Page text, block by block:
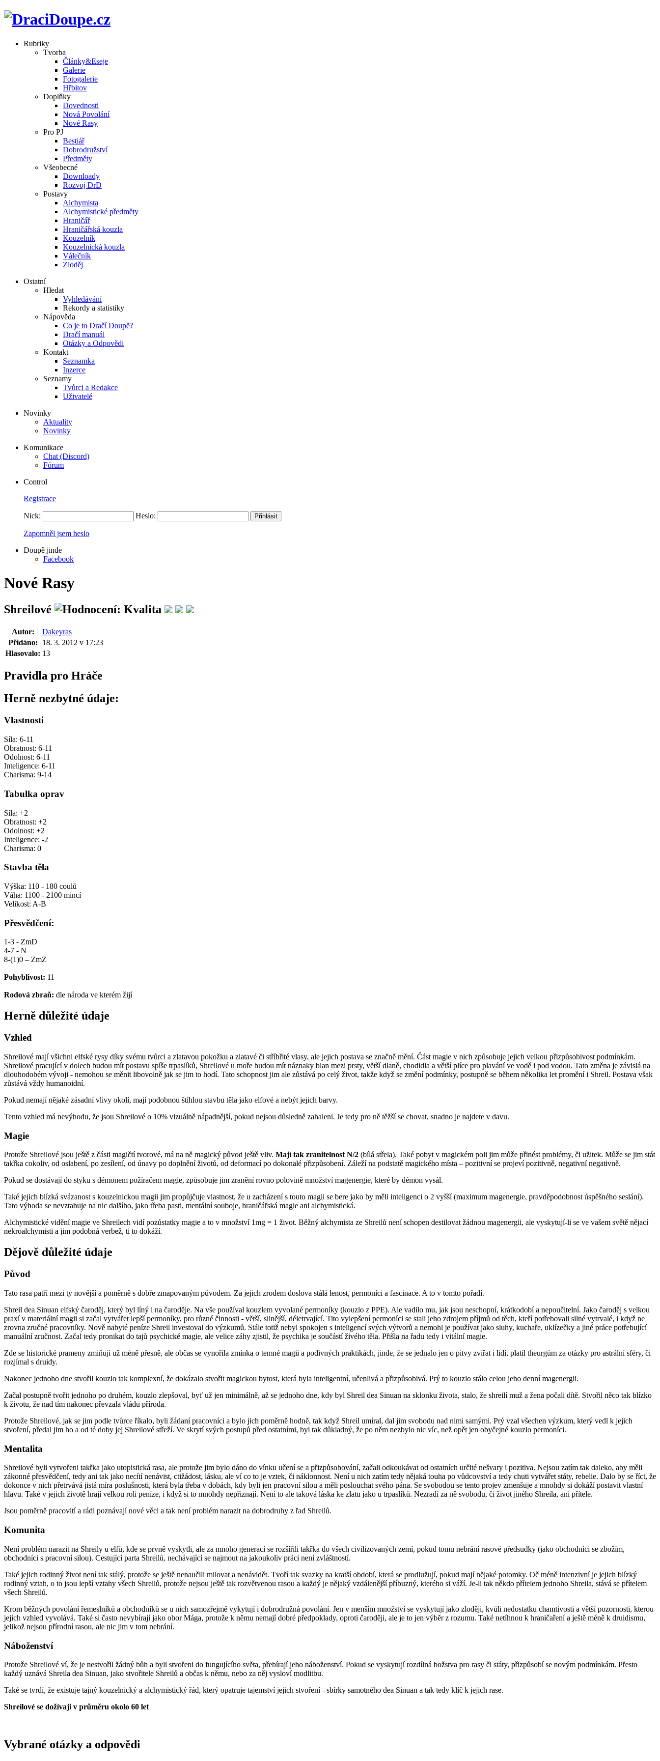
Rubriky
Tvorba
Články&Eseje
Galerie
Fotogalerie
Hřbitov
Doplňky
Dovednosti
Nová Povolání
Nové Rasy
Pro PJ
Bestiář
Dobrodružství
Předměty
Všeobecné
Downloady
Rozvoj DrD
Postavy
Alchymista
Alchymistické předměty
Hraničář
Hraničářská kouzla
Kouzelník
Kouzelnická kouzla
Válečník
Zloděj
Ostatní
Hledat
Vyhledávání
Rekordy a statistiky
Nápověda
Co je to Dračí Doupě?
Dračí manuál
Otázky a Odpovědi
Kontakt
Seznamka
Inzerce
Seznamy
Tvůrci a Redakce
Uživatelé
Novinky
Aktuality
Novinky
Komunikace
Chat (Discord)
Fórum
Control
Registrace
Nick: Heslo:
Zapomněl jsem heslo
Doupě jinde
Facebook
Nové Rasy
Shreilové
Autor:
Dakeyras
Přidáno:
18. 3. 2012 v 17:23
Hlasovalo: 13
Pravidla pro Hráče
Herně nezbytné údaje:
Vlastnosti
Síla: 6-11
Obratnost: 6-11
Odolnost: 6-11
Inteligence: 6-11
Charisma: 9-14
Tabulka oprav
Síla: +2
Obratnost: +2
Odolnost: +2
Inteligence: -2
Charisma: 0
Stavba těla
Výška: 110 - 180 coulů
Váha: 1100 - 2100 mincí
Velikost: A-B
Přesvědčení:
1-3 - ZmD
4-7 - N
8-(1)0 – ZmZ
Pohyblivost: 11
Rodová zbraň: dle národa ve kterém žijí
Herně důležité údaje
Vzhled
Shreilové mají všichni elfské rysy díky svému tvůrci a zlatavou pokožku a zlatavé či stříbřité vlasy, ale jejich postava se značně mění. Část magie v nich způsobuje jejich velkou přizpůsobivost podmínkám.
Shreilové pracující v dolech budou mít postavu spíše trpaslíků, Shreilové u moře budou mít náznaky blan mezi prsty, větší dlaně, chodidla a větší plíce pro plavání ve vodě i pod vodou. Tato změna je závislá na
dlouhodobém vývoji - nemohou se měnit libovolně jak se jim to hodí. Tato schopnost jim ale zůstává po celý život, takže když se změní podmínky, postupně se během několika let promění i Shreil. Postava však
zůstává vždy humanoidní.
Pokud nemají nějaké zásadní vlivy okolí, mají podobnou štíhlou stavbu těla jako elfové a nebýt jejich barvy.
Tento vzhled má nevýhodu, že jsou Shreilové o 10% vizuálně nápadnější, pokud nejsou důsledně zahaleni. Je tedy pro ně těžší se chovat, snadno je najdete v davu.
Magie
Protože Shreilové jsou ještě z části magičtí tvorové, má na ně magický původ ještě vliv. Mají tak zranitelnost N/2 (bílá střela). Také pobyt v magickém poli jim může přinést problémy, či užitek. Může se jim stát
takřka cokoliv, od oslabení, po zesílení, od únavy po doplnění životů, od deformací po dokonalé přizpůsobení. Záleží na podstatě magického místa – pozitivní se projeví pozitivně, negativní negativně.
Pokud se dostávají do styku s démonem požíračem magie, způsobuje jim zranění rovno polovině množství magenergie, které by démon vysál.
Také jejich blízká svázanost s kouzelnickou magii jim propůjčuje vlastnost, že u zacházení s touto magii se bere jako by měli inteligenci o 2 vyšší (maximum magenergie, pravděpodobnost úspěšného seslání).
Tato výhoda se nevztahuje na nic dalšího, jako třeba pasti, mentální souboje, hraničářská magie ani alchymistická.
Alchymistické vidění magie ve Shreilech vidí pozůstatky magie a to v množství 1mg = 1 život. Běžný alchymista ze Shreilů není schopen destilovat žádnou magenergii, ale vyskytují-li se ve vašem světě nějací
nekroalchymisti a jim podobná verbež, ti to dokáží.
Dějově důležité údaje
Původ
Tato rasa patří mezi ty novější a poměrně s dobře zmapovaným původem. Za jejich zrodem doslova stálá lenost, permoníci a fascinace. A to v tomto pořadí.
Shreil dea Sinuan elfský čaroděj, který byl líný i na čaroděje. Na vše používal kouzlem vyvolané permoníky (kouzlo z PPE). Ale vadilo mu, jak jsou neschopní, krátkodobí a nepoučitelní. Jako čaroděj s velkou
praxí v materiální magii si začal vytvářet lepší permoníky, pro různé činnosti - větší, silnější, déletrvající. Tito vylepšení permoníci se stali jeho zdrojem příjmů od těch, kteří potřebovali silné vytrvalé, i když ne
zrovna zručné pracovníky. Nově nabyté peníze Shreil investoval do výzkumů. Stále totiž nebyl spokojen s inteligencí svých výtvorů a nemohl je používat jako sluhy, kuchaře, uklízečky a jiné práce potřebující
manuální zručnost. Začal tedy pronikat do tajů psychické magie, ale velice záhy zjistil, že psychika je součástí živého těla. Přišla na řadu tedy i vitální magie.
Zde se historické prameny zmiňují už méně přesně, ale občas se vynořila zmínka o temné magii a podivných praktikách, jinde, že se jednalo jen o pitvy zvířat i lidí, platil theurgům za otázky pro astrální sféry, či
rozjímal s druidy.
Nakonec jednoho dne stvořil kouzlo tak komplexní, že dokázalo stvořit magickou bytost, která byla inteligentní, učenlivá a přizpůsobivá. Prý to kouzlo stálo celou jeho denní magenergii.
Začal postupně tvořit jednoho po druhém, kouzlo zlepšoval, byť už jen minimálně, až se jednoho dne, kdy byl Shreil dea Sinuan na sklonku života, stalo, že shreilí muž a žena počali dítě. Stvořil něco tak blízko
k životu, že nad tím nakonec převzala vládu příroda.
Protože Shreilové, jak se jim podle tvůrce říkalo, byli žádaní pracovníci a bylo jich poměrně hodně, tak když Shreil umíral, dal jim svobodu nad nimi samými. Prý vzal všechen výzkum, který vedl k jejich
stvoření, předal jim ho a od té doby jej Shreilové střeží. Ve skrytí svých postupů před ostatními, byl tak důkladný, že po něm nezbylo nic víc, než opět jen obyčejné kouzlo permoníci.
Mentalita
Shreilové byli vytvořeni takřka jako utopistická rasa, ale protože jim bylo dáno do vínku učení se a přizpůsobování, začali odkoukávat od ostatních určité nešvary i pozitiva. Nejsou zatím tak daleko, aby měli
zákonné přesvědčení, tedy ani tak jako necítí nenávist, ctižádost, lásku, ale ví co to je vztek, či náklonnost. Není u nich zatím tedy nějaká touha po vůdcovství a tedy chuti vytvářet státy, rebelie. Dalo by se říct, že
dokonce v nich přetrvává jistá míra poslušnosti, která byla třeba v dobách, kdy byli jen pracovní silou a měli poslouchat svého pána. Se svobodou se tento projev zmenšuje a mnohdy si dokáží postavit vlastní
hlavu. Také v jejich životě hrají velkou roli peníze, i když si to mnohdy nepřiznají. Není to ale taková láska ke zlatu jako u trpaslíků. Nezradí za ně svobodu, či život jiného Shreila, ani přítele.
Jsou poměrně pracovití a rádi poznávají nové věci a tak není problém narazit na dobrodruhy z řad Shreilů.
Komunita
Není problém narazit na Shreily u elfů, kde se prvně vyskytli, ale za mnoho generací se rozšířili takřka do všech civilizovaných zemí, pokud tomu nebrání rasové předsudky (jako obchodníci se zbožím,
obchodníci s pracovní silou). Cestující parta Shreilů, nechávající se najmout na jakoukoliv práci není zvláštností.
Také jejich rodinný život není tak stálý, protože se ještě nenaučili milovat a nenávidět. Tvoří tak svazky na kratší období, která se prodlužují, pokud mají nějaké potomky. Oč méně intenzivní je jejich blízký
rodinný vztah, o to jsou lepší vztahy všech Shreilů, protože nejsou ještě tak rozvětvenou rasou a každý je nějaký vzdálenější příbuzný, kterého si váží. Je-li tak někdo přítelem jednoho Shreila, stává se přítelem
všech Shreilů.
Krom běžných povolání řemeslníků a obchodníků se u nich samozřejmě vykytují i dobrodružná povolání. Jen v menším množství se vyskytují jako zloději, kvůli nedostatku chamtivosti a větší pozornosti, kterou
jejich vzhled vyvolává. Také si často nevybírají jako obor Mága, protože k němu nemají dobré předpoklady, oproti čaroději, ale je to jen výběr z rozumu. Také netíhnou k hraničaření a ještě méně k druidismu,
jelikož nejsou přírodní rasou, ale nic jim v tom nebrání.
Náboženství
Protože Shreilové ví, že je nestvořil žádný bůh a byli stvořeni do fungujícího světa, přebírají jeho náboženství. Pokud se vyskytují rozdílná božstva pro rasy či státy, přizpůsobí se novým podmínkám. Přesto
každý uznává Shreila dea Sinuan, jako stvořitele Shreilů a občas k němu, nebo za něj vysloví modlitbu.
Také se tvrdí, že existuje tajný kouzelnický a alchymistický řád, který opatruje tajemství jejich stvoření - sbírky samotného dea Sinuan a tak tedy klíč k jejich rase.
Shreilové se dožívaji v průměru okolo 60 let
Vybrané otázky a odpovědi